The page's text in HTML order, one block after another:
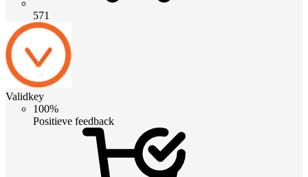
571
Validkey
100%
Positieve feedback